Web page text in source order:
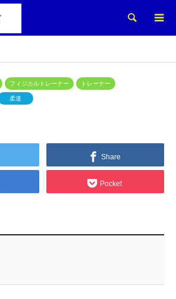
検索
フィジカルトレーナー トレーナー
柔道
Share
Pocket